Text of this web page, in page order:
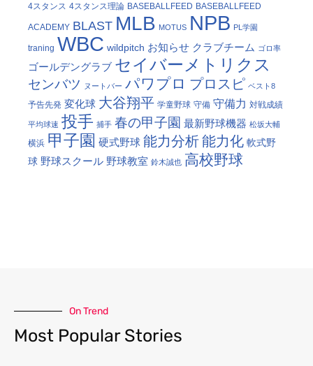
4スタンス 4スタンス理論 BASEBALLFEED BASEBALLFEED
ACADEMY BLAST MLB MOTUS NPB PL学園
traning WBC wildpitch お知らせ クラブチーム ゴロ率
ゴールデングラブ セイバーメトリクス
センバツ ヌートバー パワプロ プロスピ ベスト8
予告先発 変化球 大谷翔平 学童野球 守備 守備力 対戦成績
平均球速 投手 捕手 春の甲子園 最新野球機器 松坂大輔
横浜 甲子園 硬式野球 能力分析能力化 軟式野
球 野球スクール 野球教室 鈴木誠也 高校野球
On Trend
Most Popular Stories